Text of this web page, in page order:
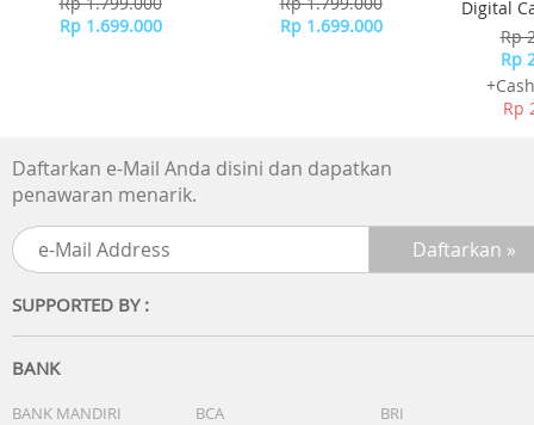
Rp 1.699.000
Rp 1.699.000
Digital
Rp
Rp
Rp
Daftarkan e-Mail Anda disini dan dapatkan
penawaran menarik.
SUPPORTED BY :
BANK
BANK MANDIRI BCA
BRI